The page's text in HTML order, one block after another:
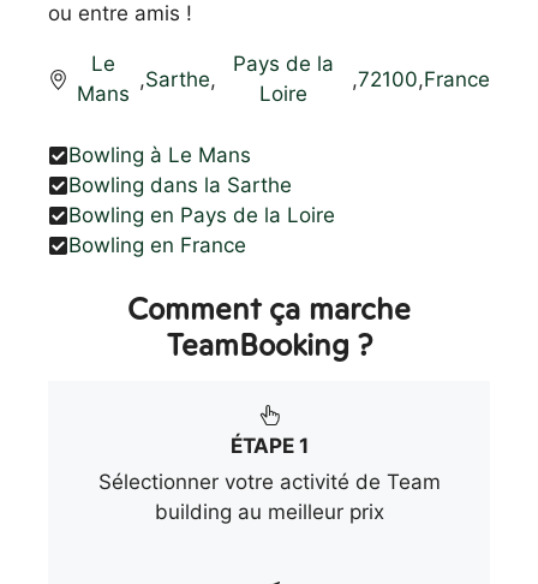
ou entre amis !
Le
Mans
,Sarthe,
Pays de la
Loire
,72100,France
Bowling à Le Mans
Bowling dans la Sarthe
Bowling en Pays de la Loire
Bowling en France
Comment ça marche
TeamBooking ?
ÉTAPE 1
Sélectionner votre activité de Team
building au meilleur prix